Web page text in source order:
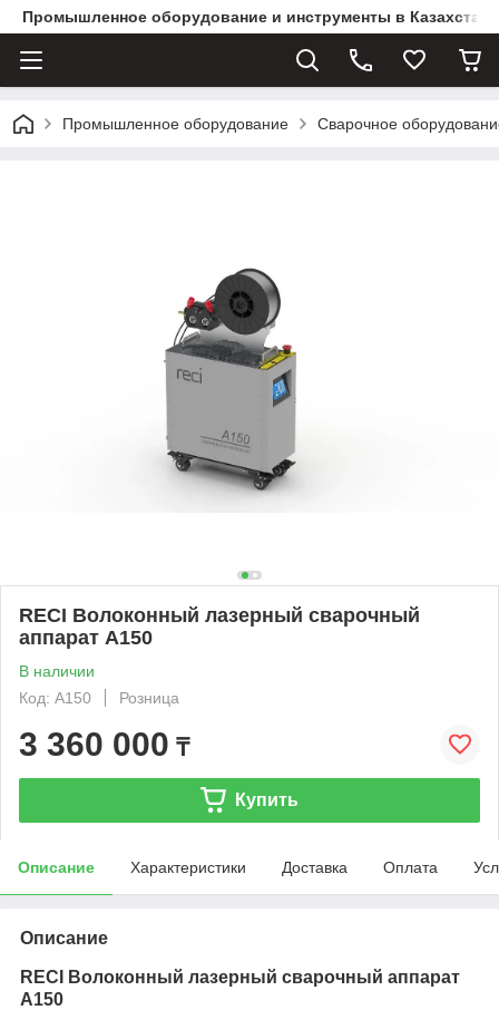
Промышленное оборудование и инструменты в
Промышленное оборудование Сварочное
RECI Волоконный лазерный сварочный
аппарат A150
В наличии
Код: А150
Розница
3 360 000 ₸
Купить
Описание Характеристики Доставка Оплата
Описание
RECI Волоконный лазерный сварочный аппарат
A150